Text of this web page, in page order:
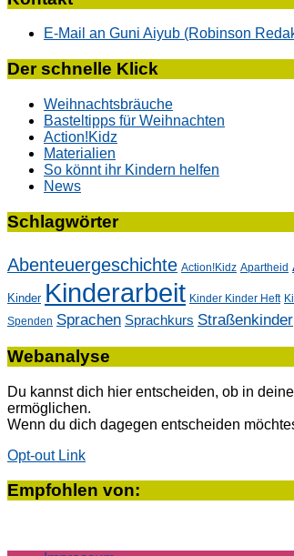
E-Mail an Guni Aiyub (Robinson
Der schnelle Klick
Weihnachtsbräuche
Basteltipps für Weihnachten
Action!Kidz
Materialien
So könnt ihr Kindern helfen
News
Schlagwörter
Abenteuergeschichte Action!Kidz Apartheid
Kinder Kinderarbeit Kinder Kinder Heft
Spenden Sprachen Sprachkurs Straßenkinder
Webanalyse
Du kannst dich hier entscheiden, ob in
ermöglichen.
Wenn du dich dagegen entscheiden
Opt-out Link
Empfohlen von: